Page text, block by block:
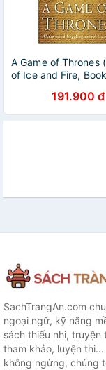
A Game of Thrones
of Ice and Fire,
191.900 đ
SachTrangAn.com
ngoại ngữ, kỹ năng
sách thiếu nhi,
tham khảo, luyện
không ngừng, chúng